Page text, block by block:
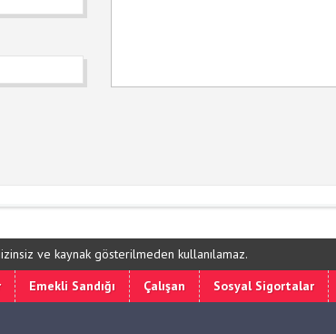
ve kaynak gösterilmeden kullanılamaz.
Emekli Sandığı Çalışan Sosyal Sigortalar